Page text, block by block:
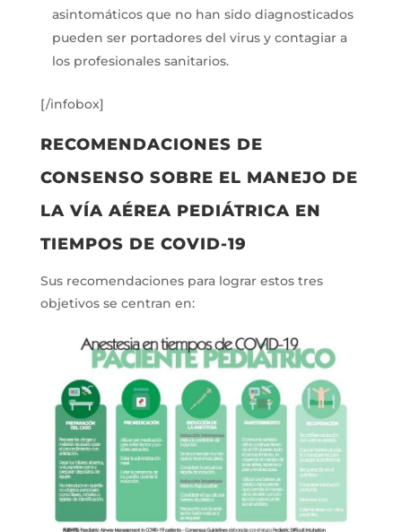
asintomáticos que no han sido diagnosticados
pueden ser portadores del virus y contagiar a
los profesionales sanitarios.
[/infobox]
RECOMENDACIONES DE
CONSENSO SOBRE EL MANEJO DE
LA VÍA AÉREA PEDIÁTRICA EN
TIEMPOS DE COVID-19
Sus recomendaciones para lograr estos tres
objetivos se centran en: